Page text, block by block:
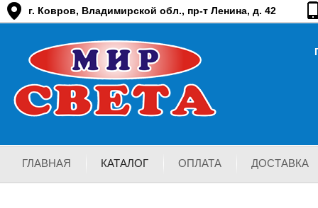
г. Ковров, Владимирской обл., пр-т Ленина, д. 42
ГЛАВНАЯ КАТАЛОГ ОПЛАТА ДОСТАВКА